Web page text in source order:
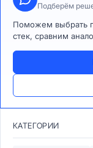
Подберём
Поможем выбрать
стек, сравним
КАТЕГОРИИ